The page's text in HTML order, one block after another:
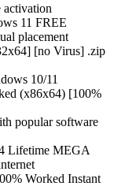
activation
11 FREE
placement
[no Virus] .zip
10/11
(x86x64) [100%
popular software
Lifetime MEGA
Worked Instant